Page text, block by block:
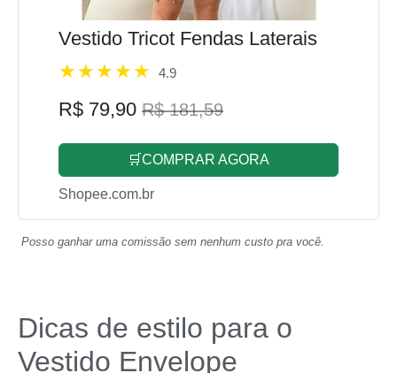
Vestido Tricot Fendas Laterais
4.9
R$ 79,90 R$ 181,59
🛒COMPRAR AGORA
Shopee.com.br
Posso ganhar uma comissão sem nenhum custo pra você.
Dicas de estilo para o
Vestido Envelope